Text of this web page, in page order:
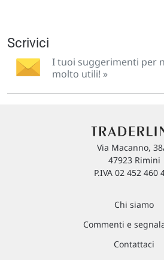
Scrivici
I tuoi suggerimenti per
molto utili! »
Via Macanno,
47923 Rimini
P.IVA 02 452 460
Chi siamo
Commenti e
Contattaci